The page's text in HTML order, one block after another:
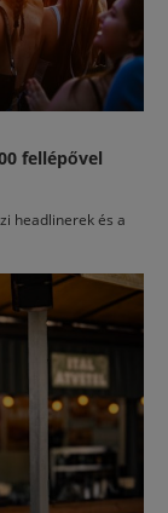
fellépővel
headlinerek és a